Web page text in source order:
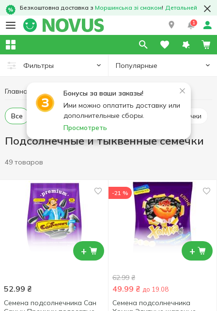
Безкоштовна доставка з Моршинська зі смаком! Детальней
1
Фильтры Популярные
Бонусы за ваши заказы!
Ими можно оплатить доставку или
дополнительные сборы.
Просмотреть
Главная Чипсы и снеки Подсолнечные и тыквенные семечки
Все Семечки подсолнечника Тыквенные семечки
Подсолнечные и тыквенные семечки
49 товаров
+
52.99 ₴
Семена подсолнечника Сан
+
-21 %
62.99 ₴
49.99 ₴ до 19.08
Семена подсолнечника